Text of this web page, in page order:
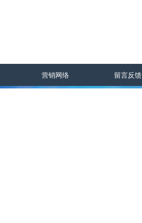
营销网络 留言反馈